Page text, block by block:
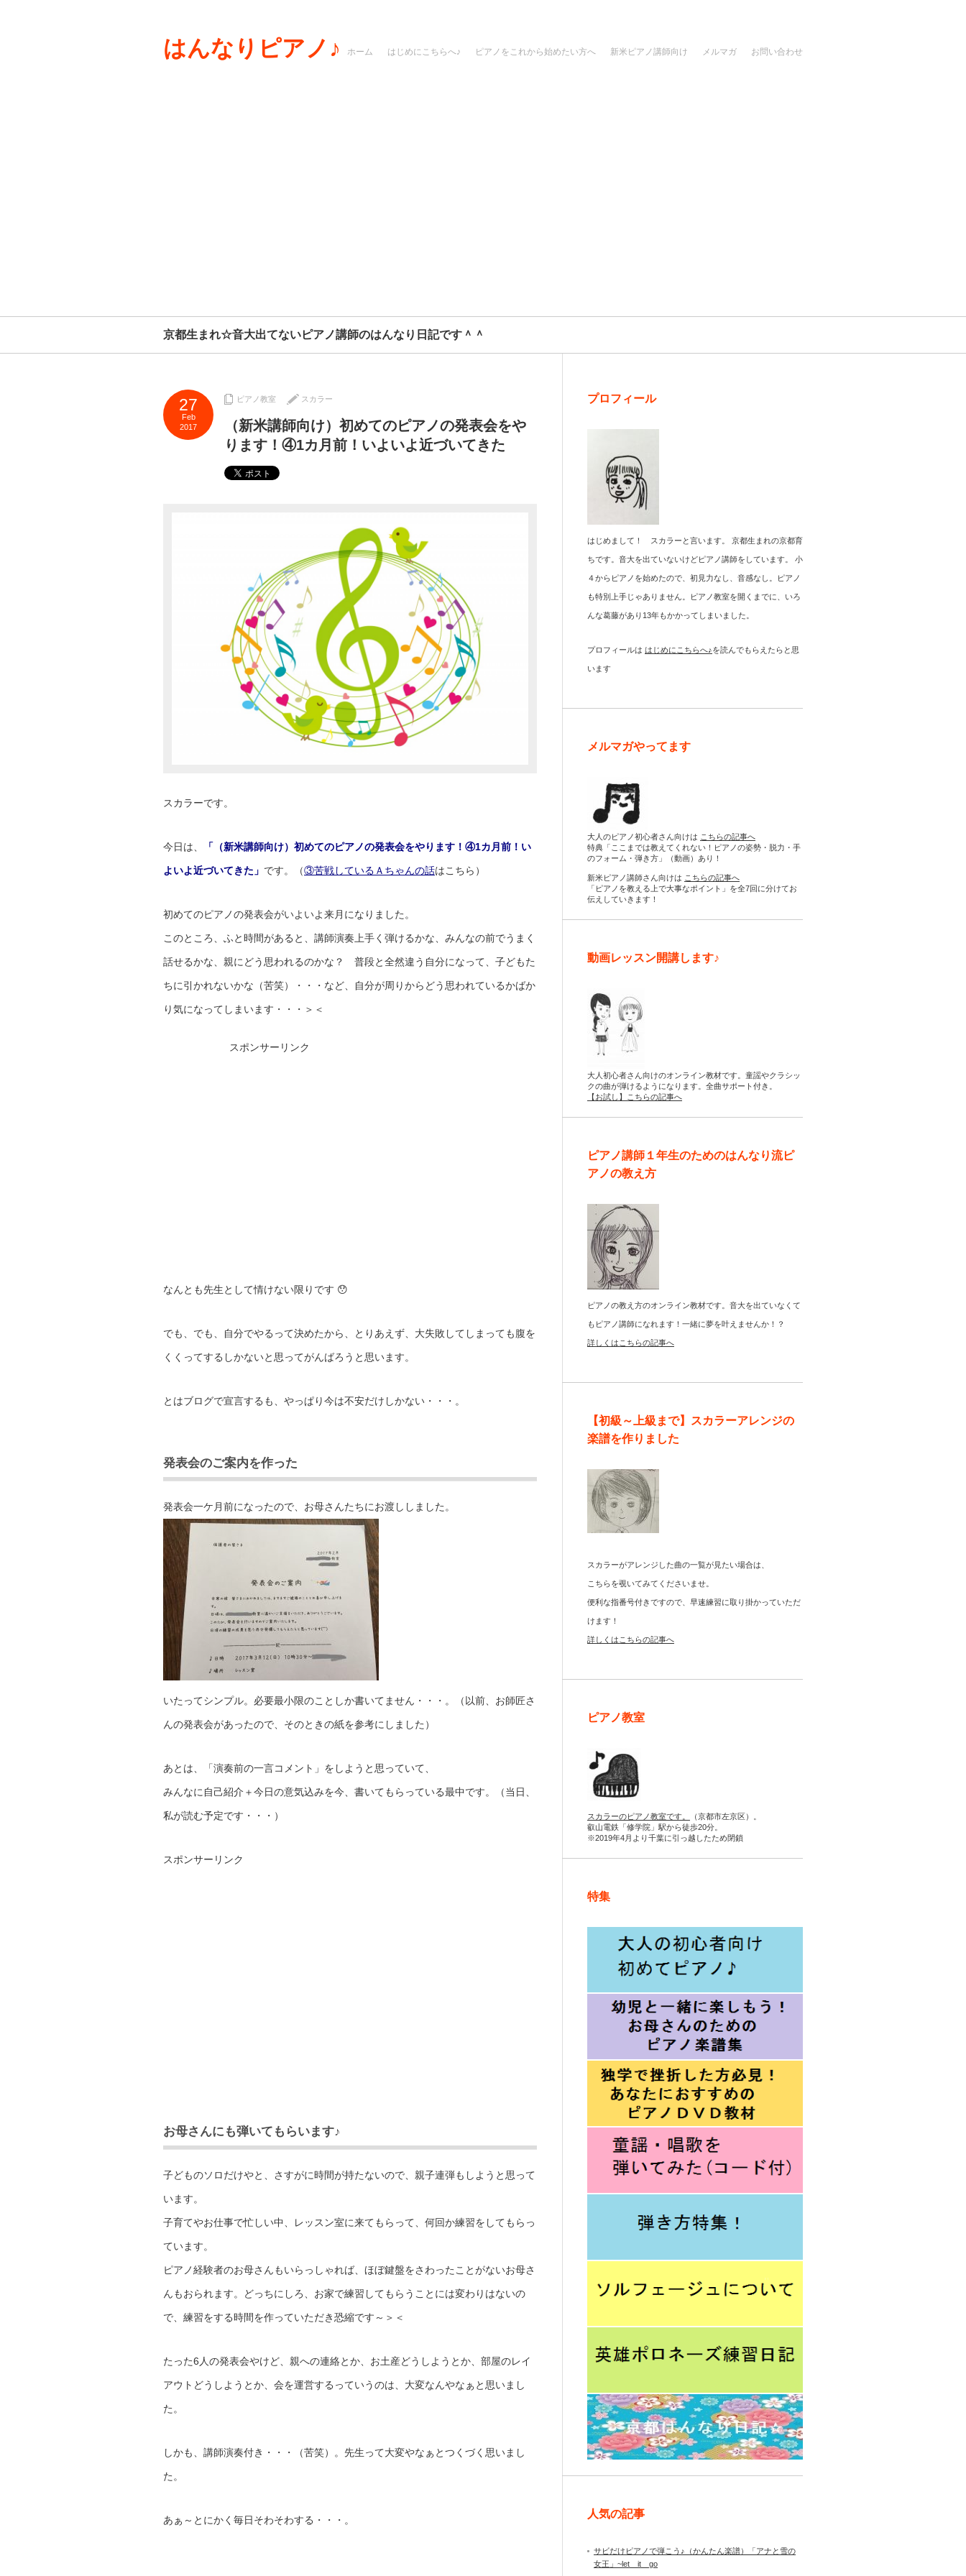
はんなりピアノ♪ ホーム はじめにこちらへ♪ ピアノをこれから始めたい方へ 新米ピアノ講師向け メルマガ お問い合わせ
京都生まれ☆音大出てないピアノ講師のはんなり日記です＾＾
27
Feb
2017
ピアノ教室 スカラー
（新米講師向け）初めてのピアノの発表会をや
ります！④1カ月前！いよいよ近づいてきた
スカラーです。
今日は、 「（新米講師向け）初めてのピアノの発表会をやります！④1カ月前！い
よいよ近づいてきた」 です。（③苦戦しているＡちゃんの話はこちら）
初めてのピアノの発表会がいよいよ来月になりました。
このところ、ふと時間があると、講師演奏上手く弾けるかな、みんなの前でうまく
話せるかな、親にどう思われるのかな？ 普段と全然違う自分になって、子どもた
ちに引かれないかな（苦笑）・・・など、自分が周りからどう思われているかばか
り気になってしまいます・・・＞＜
スポンサーリンク
なんとも先生として情けない限りです 😯
でも、でも、自分でやるって決めたから、とりあえず、大失敗してしまっても腹を
くくってするしかないと思ってがんばろうと思います。
とはブログで宣言するも、やっぱり今は不安だけしかない・・・。
発表会のご案内を作った
発表会一ケ月前になったので、お母さんたちにお渡ししました。
いたってシンプル。必要最小限のことしか書いてません・・・。（以前、お師匠さ
んの発表会があったので、そのときの紙を参考にしました）
あとは、「演奏前の一言コメント」をしようと思っていて、
みんなに自己紹介＋今日の意気込みを今、書いてもらっている最中です。（当日、
私が読む予定です・・・）
スポンサーリンク
お母さんにも弾いてもらいます♪
子どものソロだけやと、さすがに時間が持たないので、親子連弾もしようと思って
います。
子育てやお仕事で忙しい中、レッスン室に来てもらって、何回か練習をしてもらっ
ています。
ピアノ経験者のお母さんもいらっしゃれば、ほぼ鍵盤をさわったことがないお母さ
んもおられます。どっちにしろ、お家で練習してもらうことには変わりはないの
で、練習をする時間を作っていただき恐縮です～＞＜
たった6人の発表会やけど、親への連絡とか、お土産どうしようとか、部屋のレイ
アウトどうしようとか、会を運営するっていうのは、大変なんやなぁと思いまし
た。
しかも、講師演奏付き・・・（苦笑）。先生って大変やなぁとつくづく思いまし
た。
あぁ～とにかく毎日そわそわする・・・。
プロフィール
はじめまして！ スカラーと言います。 京都生まれの京都育
ちです。音大を出ていないけどピアノ講師をしています。 小
４からピアノを始めたので、初見力なし、音感なし。ピアノ
も特別上手じゃありません。ピアノ教室を開くまでに、いろ
んな葛藤があり13年もかかってしまいました。
プロフィールは はじめにこちらへ♪を読んでもらえたらと思
います
メルマガやってます
大人のピアノ初心者さん向けは こちらの記事へ
特典「ここまでは教えてくれない！ピアノの姿勢・脱力・手
のフォーム・弾き方」（動画）あり！
新米ピアノ講師さん向けは こちらの記事へ
「ピアノを教える上で大事なポイント」を全7回に分けてお
伝えしていきます！
動画レッスン開講します♪
大人初心者さん向けのオンライン教材です。童謡やクラシッ
クの曲が弾けるようになります。全曲サポート付き。
【お試し】こちらの記事へ
ピアノ講師１年生のためのはんなり流ピ
アノの教え方
ピアノの教え方のオンライン教材です。音大を出ていなくて
もピアノ講師になれます！一緒に夢を叶えませんか！？
詳しくはこちらの記事へ
【初級～上級まで】スカラーアレンジの
楽譜を作りました
スカラーがアレンジした曲の一覧が見たい場合は、
こちらを覗いてみてくださいませ。
便利な指番号付きですので、早速練習に取り掛かっていただ
けます！
詳しくはこちらの記事へ
ピアノ教室
スカラーのピアノ教室です。
（京都市左京区）。
叡山電鉄「修学院」駅から徒歩20分。
※2019年4月より千葉に引っ越したため閉鎖
特集
人気の記事
サビだけピアノで弾こう♪（かんたん楽譜）「アナと雪の
女王」~let it go